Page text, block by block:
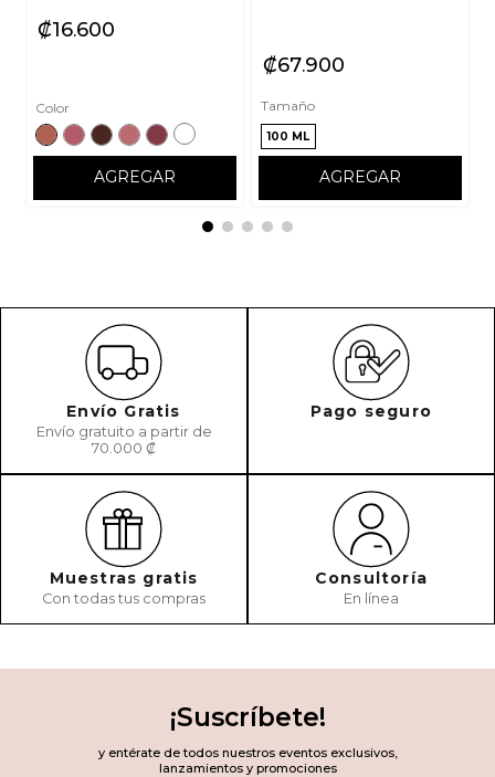
₡16600
Color
AGREGAR
₡67900
Tamaño
100 ML
AGREGAR
Envío Gratis
Envío gratuito a partir de
70.000 ₡
Pago seguro
Muestras gratis
Con todas tus compras
Consultoría
En línea
¡Suscríbete!
y entérate de todos nuestros eventos exclusivos,
lanzamientos y promociones